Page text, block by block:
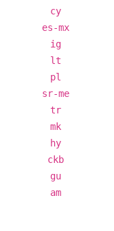
cy
es-mx
ig
lt
pl
sr-me
tr
mk
hy
ckb
gu
am